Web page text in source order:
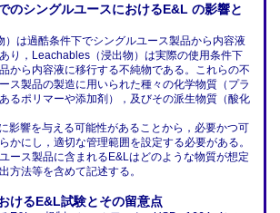
のシングルユースにおけるE&L の影響と
）は過酷条件下でシングルユース製品から内容液
り，Leachables（浸出物）は実際の使用条件下
から内容液に移行する不純物である。これらの不
ス製品の製造に用いられた種々の化学物質（プラ
るポリマーや添加剤），及びその派生物質（酸化
影響を与える可能性があることから，必要かつ可
かにし，適切な管理範囲を設定する必要がある。
ース製品に含まれるE&Lはどのような物質が想定
方法等を含めて記述する。
けるE&L試験とその留意点